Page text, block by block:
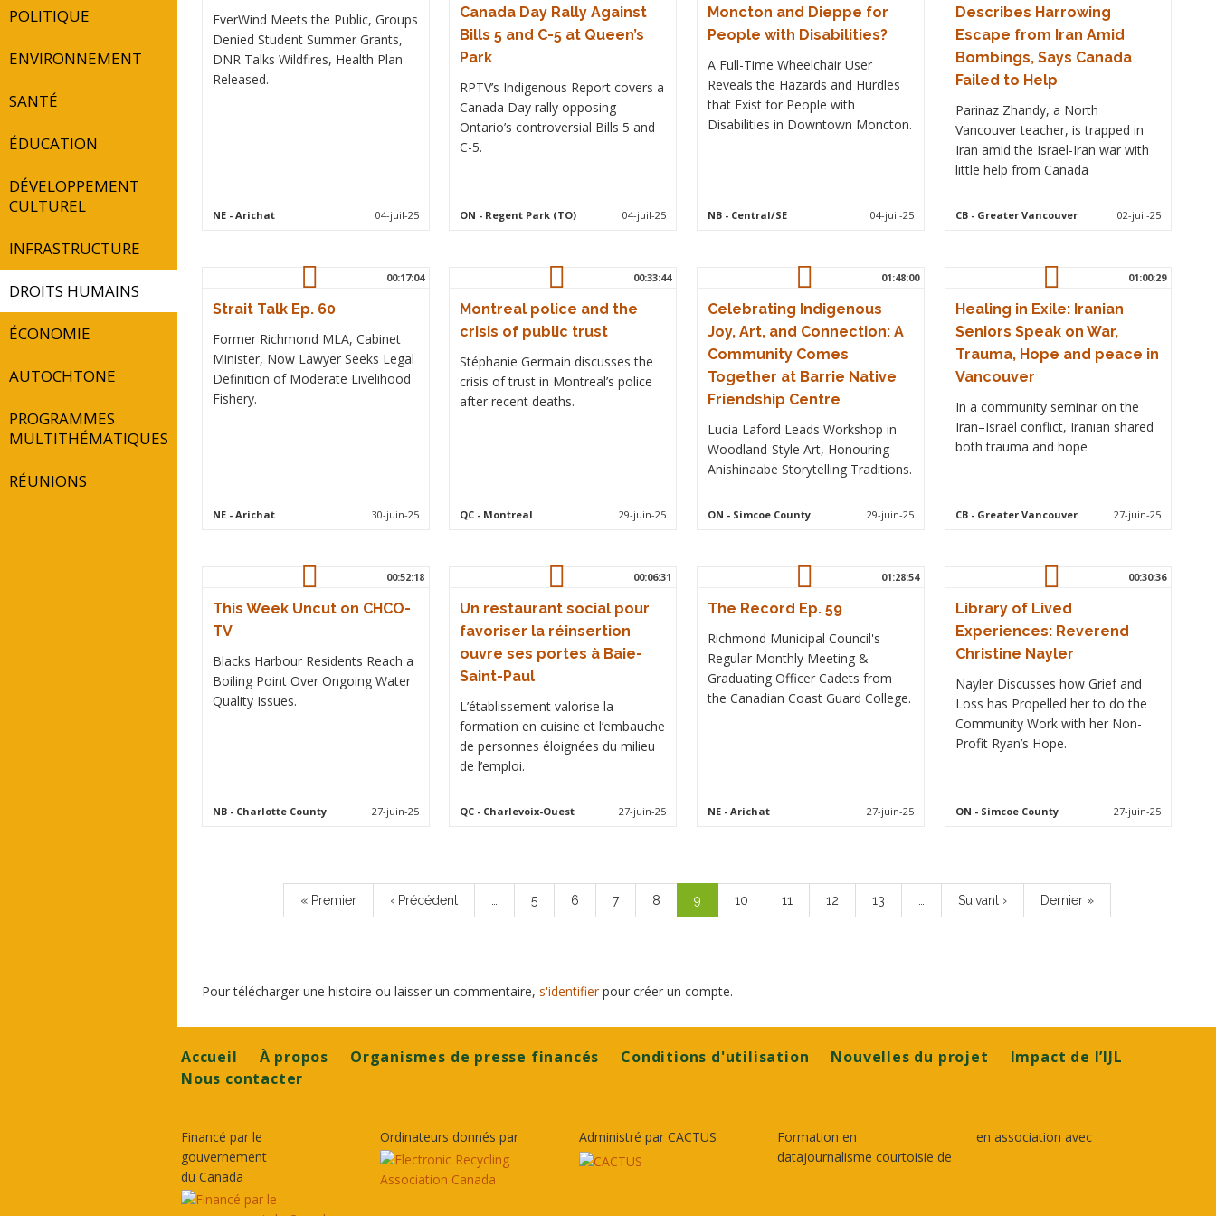
POLITIQUE
ENVIRONNEMENT
SANTÉ
ÉDUCATION
DÉVELOPPEMENT
CULTUREL
INFRASTRUCTURE
DROITS HUMAINS
ÉCONOMIE
AUTOCHTONE
PROGRAMMES
MULTITHÉMATIQUES
RÉUNIONS
EverWind Meets the Public, Groups
Denied Student Summer Grants,
DNR Talks Wildfires, Health Plan
Released.
NE- Arichat 04-juil-25
Canada Day Rally Against
Bills 5 and C-5 at Queen’s
Park
RPTV’s Indigenous Report covers a
Canada Day rally opposing
Ontario’s controversial Bills 5 and
C-5.
ON - Regent Park (TO) 04-juil-25
Moncton and Dieppe for
People with Disabilities?
A Full-Time Wheelchair User
Reveals the Hazards and Hurdles
that Exist for People with
Disabilities in Downtown Moncton.
NB- Central/SE 04-juil-25
Describes Harrowing
Escape from Iran Amid
Bombings, Says Canada
Failed to Help
Parinaz Zhandy, a North
Vancouver teacher, is trapped in
Iran amid the Israel-Iran war with
little help from Canada
CB- Greater Vancouver 02-juil-25
00:17:04
Strait Talk Ep. 60
Former Richmond MLA, Cabinet
Minister, Now Lawyer Seeks Legal
Definition of Moderate Livelihood
Fishery.
NE- Arichat 30-juin-25
00:33:44
Montreal police and the
crisis of public trust
Stéphanie Germain discusses the
crisis of trust in Montreal’s police
after recent deaths.
QC - Montreal 29-juin-25
01:48:00
Celebrating Indigenous
Joy, Art, and Connection: A
Community Comes
Together at Barrie Native
Friendship Centre
Lucia Laford Leads Workshop in
Woodland-Style Art, Honouring
Anishinaabe Storytelling Traditions.
ON - Simcoe County 29-juin-25
01:00:29
Healing in Exile: Iranian
Seniors Speak on War,
Trauma, Hope and peace in
Vancouver
In a community seminar on the
Iran–Israel conflict, Iranian shared
both trauma and hope
CB- Greater Vancouver 27-juin-25
00:52:18
This Week Uncut on CHCO-
TV
Blacks Harbour Residents Reach a
Boiling Point Over Ongoing Water
Quality Issues.
NB- Charlotte County 27-juin-25
00:06:31
Un restaurant social pour
favoriser la réinsertion
ouvre ses portes à Baie-
Saint-Paul
L’établissement valorise la
formation en cuisine et l’embauche
de personnes éloignées du milieu
de l’emploi.
QC - Charlevoix-Ouest 27-juin-25
01:28:54
The Record Ep. 59
Richmond Municipal Council's
Regular Monthly Meeting &
Graduating Officer Cadets from
the Canadian Coast Guard College.
NE- Arichat 27-juin-25
00:30:36
Library of Lived
Experiences: Reverend
Christine Nayler
Nayler Discusses how Grief and
Loss has Propelled her to do the
Community Work with her Non-
Profit Ryan’s Hope.
ON - Simcoe County 27-juin-25
Première
page
« Premier
Page
précédente
‹ Précédent Page
5 Page
6 Page
7 Page
8
Page
courante
9 Page
10 Page
11 Page
12 Page
13
Page
suivante
Suivant ›
Dernière
page
Dernier »
Pour télécharger une histoire ou laisser un commentaire, s'identifierpour créer un compte.
Footer
Accueil À propos Organismes de presse financés Conditions d'utilisation Nouvelles du projet
Impact de l’IJL
Nous contacter
Financé par le
gouvernement
du Canada
Ordinateurs donnés par Administré par CACTUS
Formation en
datajournalisme courtoisie de
en association avec